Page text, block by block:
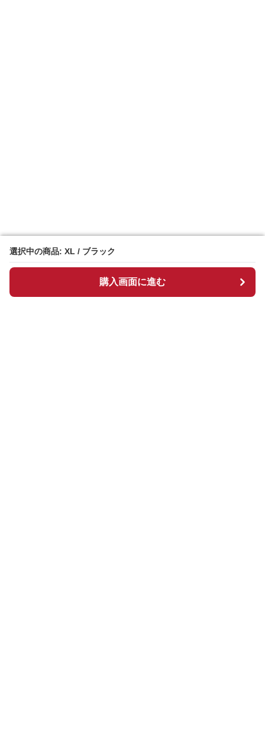
選択中の商品: XL / ブラック
購入画面に進む
選択中の商品: XL / ブラック
購入画面に進む